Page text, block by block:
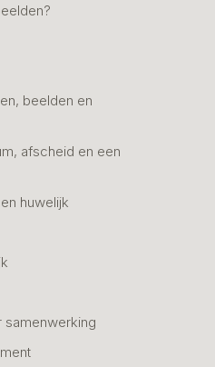
beelden en
afscheid en een
huwelijk
samenwerking